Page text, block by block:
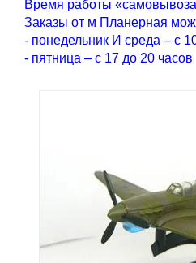
Время работы
Заказы от м Планерная
- понедельник И среда – с
- пятница – с 17 до 20 часов